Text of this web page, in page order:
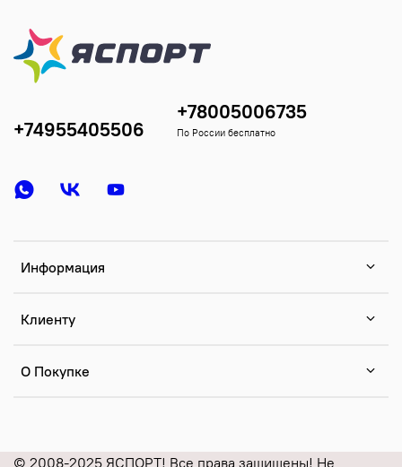
Информация
Клиенту
О Покупке
+74955405506
+78005006735
По России бесплатно
© 2008-2025 ЯСПОРТ! Все права защищены! Не